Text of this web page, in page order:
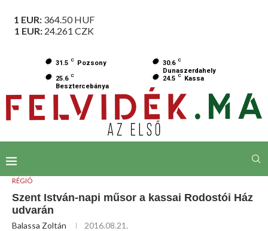
1 EUR: 364.50HUF
1 EUR: 24.261 CZK
31.5 C Pozsony 30.6 C
Dunaszerdahely
25.6 C
Besztercebánya
24.5 C Kassa
RÉGIÓ
Szent István-napi műsor a kassai Rodostói Ház
udvarán
Balassa Zoltán 2016.08.21.